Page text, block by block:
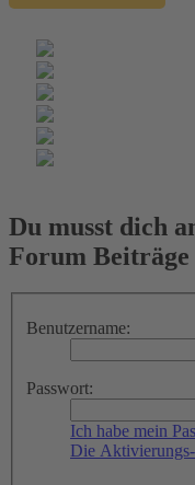
Du musst dich
Forum
Benutzername:
Passwort:
Ich habe mein
Die